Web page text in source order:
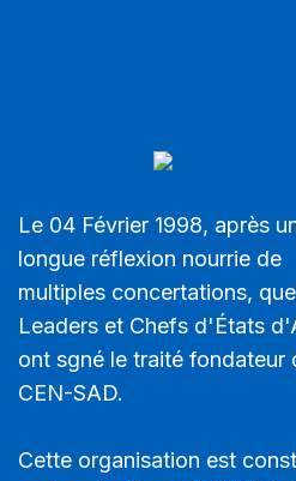
Le 04 Février 1998, après
longue réflexion nourrie de
multiples concertations,
Leaders et Chefs d'États
ont sgné le traité fondateur
CEN-SAD.
Cette organisation est